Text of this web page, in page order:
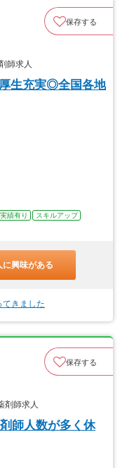
保存する
師求人
生充実◎全国各地
績有り
スキルアップ
に興味がある
きました
保存する
剤師求人
師人数が多く休